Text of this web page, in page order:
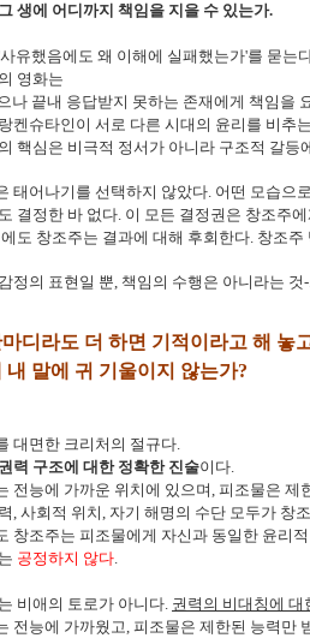
생에 어디까지 책임을 지을 수 있는가.
사유했음에도 왜 이해에 실패했는가'를 묻는
영화는
나 끝내 응답받지 못하는 존재에게 책임을
켄슈타인이 서로 다른 시대의 윤리를 비추
핵심은 비극적 정서가 아니라 구조적 갈등
태어나기를 선택하지 않았다. 어떤 모습으로
결정한 바 없다. 이 모든 결정권은 창조주
도 창조주는 결과에 대해 후회한다. 창조주
정의 표현일 뿐, 책임의 수행은 아니라는 것
마디라도 더 하면 기적이라고 해 놓
내 말에 귀 기울이지 않는가?
대면한 크리처의 절규다.
권력 구조에 대한 정확한 진술이다.
전능에 가까운 위치에 있으며, 피조물은 제
, 사회적 위치, 자기 해명의 수단 모두가 창
창조주는 피조물에게 자신과 동일한 윤리
공정하지 않다.
비애의 토로가 아니다. 권력의 비대칭에 대
전능에 가까웠고, 피조물은 제한된 능력만